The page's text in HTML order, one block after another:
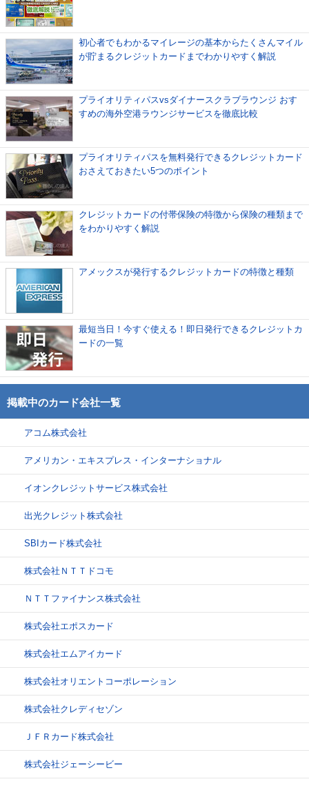
初心者でもわかるマイレージの基本からたくさんマイル
が貯まるクレジットカードまでわかりやすく解説
プライオリティパスvsダイナースクラブラウンジ おす
すめの海外空港ラウンジサービスを徹底比較
プライオリティパスを無料発行できるクレジットカード
おさえておきたい5つのポイント
クレジットカードの付帯保険の特徴から保険の種類まで
をわかりやすく解説
アメックスが発行するクレジットカードの特徴と種類
最短当日！今すぐ使える！即日発行できるクレジットカ
ードの一覧
掲載中のカード会社一覧
アコム株式会社
アメリカン・エキスプレス・インターナショナル
イオンクレジットサービス株式会社
出光クレジット株式会社
SBIカード株式会社
株式会社ＮＴＴドコモ
ＮＴＴファイナンス株式会社
株式会社エポスカード
株式会社エムアイカード
株式会社オリエントコーポレーション
株式会社クレディセゾン
ＪＦＲカード株式会社
株式会社ジェーシービー